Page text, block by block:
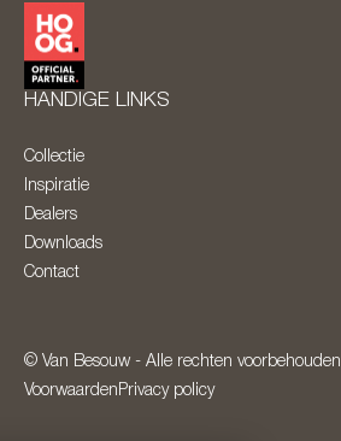
HANDIGE LINKS
Collectie
Inspiratie
Dealers
Downloads
Contact
© Van Besouw - Alle rechten voorbehouden
Voorwaarden Privacy policy